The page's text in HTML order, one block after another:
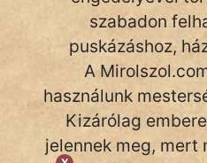
szabadon
puskázáshoz,
A
használunk
Kizárólag
jelennek meg, mert